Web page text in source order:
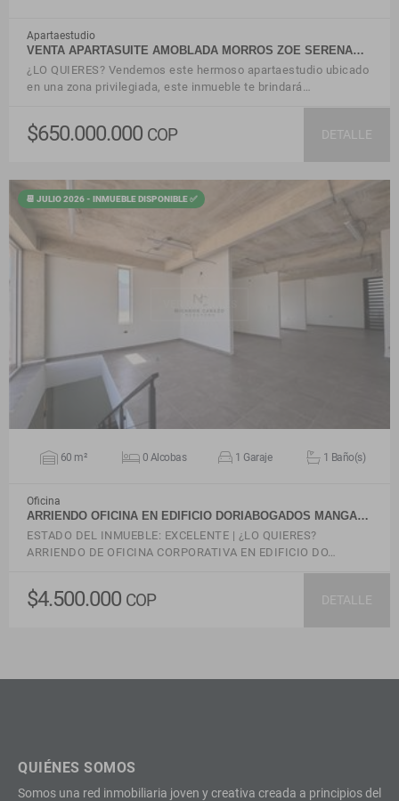
Apartaestudio
VENTA APARTASUITE AMOBLADA MORROS ZOE SERENA…
¿LO QUIERES? Vendemos este hermoso apartaestudio ubicado
en una zona privilegiada, este inmueble te brindará…
$650.000.000 COP DETALLE
📆 JULIO 2026 - INMUEBLE DISPONIBLE ✅
60 m² 0 Alcobas 1 Garaje 1 Baño(s)
Oficina
ARRIENDO OFICINA EN EDIFICIO DORIABOGADOS MANGA…
ESTADO DEL INMUEBLE: EXCELENTE | ¿LO QUIERES?
ARRIENDO DE OFICINA CORPORATIVA EN EDIFICIO DO…
$4.500.000 COP DETALLE
QUIÉNES SOMOS
Somos una red inmobiliaria joven y creativa creada a principios del